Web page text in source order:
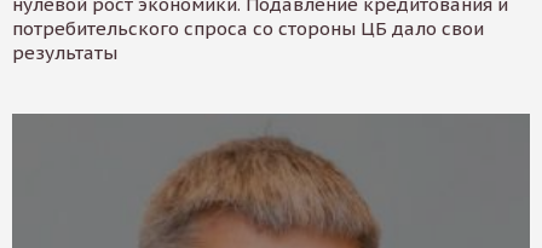
нулевой рост экономики. Подавление кредитования и
потребительского спроса со стороны ЦБ дало свои
результаты